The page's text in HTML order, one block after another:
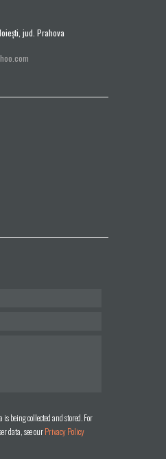
jud. Prahova
being collected and stored. For
data, see ourPrivacy Policy